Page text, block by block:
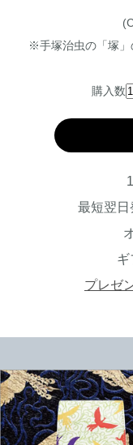
※手塚治虫の「塚」
購入数
最短翌日
ギ
プレゼ